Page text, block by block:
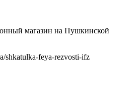
магазин на Пушкинской
shkatulka-feya-rezvosti-ifz